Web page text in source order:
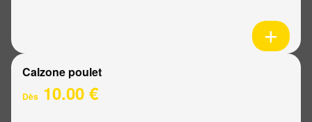
Calzone poulet
Dès 10.00 €